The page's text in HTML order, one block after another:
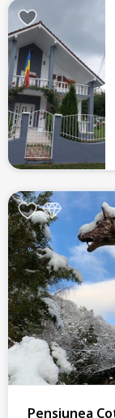
Pensiunea